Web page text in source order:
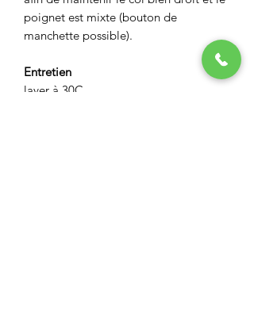
poignet est mixte (bouton de
manchette possible).
Entretien
laver à 30C